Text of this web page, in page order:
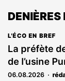
L'ÉCO EN BREF
La préfète
de l’usine
06.08.2026